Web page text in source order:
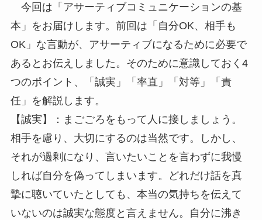
今回は「アサーティブコミュニケーションの基
本」をお届けします。前回は「自分OK、相手も
OK」な言動が、アサーティブになるために必要で
あるとお伝えしました。そのために意識しておく4
つのポイント、「誠実」「率直」「対等」「責
任」を解説します。
【誠実】：まごごろをもって人に接しましょう。
相手を慮り、大切にするのは当然です。しかし、
それが過剰になり、言いたいことを言わずに我慢
しれば自分を偽ってしまいます。どれだけ話を真
摯に聴いていたとしても、本当の気持ちを伝えて
いないのは誠実な態度と言えません。自分に沸き